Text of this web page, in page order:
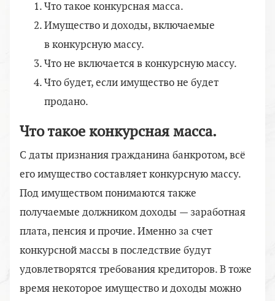
Что такое конкурсная масса.
Имущество и доходы, включаемые
в конкурсную массу.
Что не включается в конкурсную массу.
Что будет, если имущество не будет
продано.
Что такое конкурсная масса.
С даты признания гражданина банкротом, всё
его имущество составляет конкурсную массу.
Под имуществом понимаются также
получаемые должником доходы — заработная
плата, пенсия и прочие. Именно за счет
конкурсной массы в последствие будут
удовлетворятся требования кредиторов. В тоже
время некоторое имущество и доходы можно